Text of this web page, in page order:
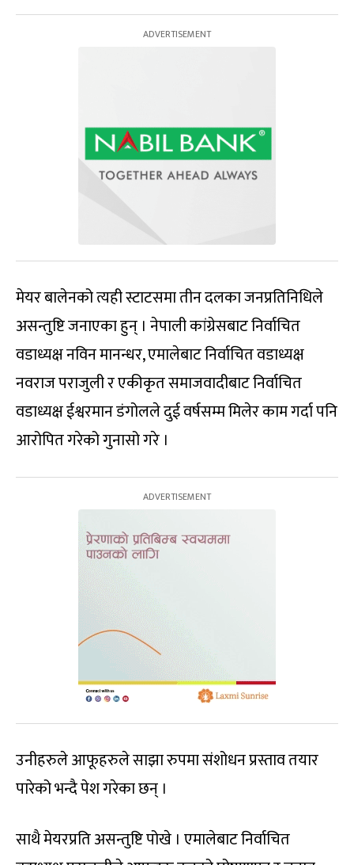
मेयर बालेनको त्यही स्टाटसमा तीन दलका जनप्रतिनिधिले
असन्तुष्टि जनाएका हुन् । नेपाली कांग्रेसबाट निर्वाचित
वडाध्यक्ष नविन मानन्धर, एमालेबाट निर्वाचित वडाध्यक्ष
नवराज पराजुली र एकीकृत समाजवादीबाट निर्वाचित
वडाध्यक्ष ईश्वरमान डंगोलले दुई वर्षसम्म मिलेर काम गर्दा पनि
आरोपित गरेको गुनासो गरे ।
उनीहरुले आफूहरुले साझा रुपमा संशोधन प्रस्ताव तयार
पारेको भन्दै पेश गरेका छन् ।
साथै मेयरप्रति असन्तुष्टि पोखे । एमालेबाट निर्वाचित